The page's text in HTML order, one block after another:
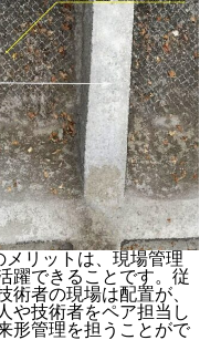
リットは、現場管理
躍できることです。従
術者の現場は配置が、
や技術者をペア担当し
形管理を担うことがで